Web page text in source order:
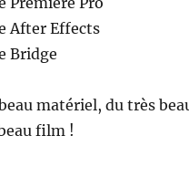
After Effects
Bridge
matériel, du très
film !